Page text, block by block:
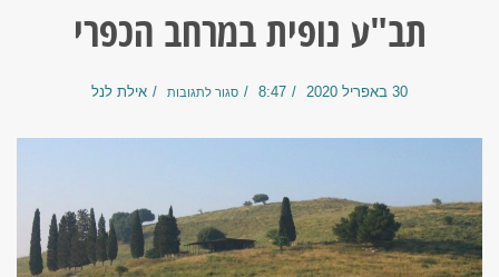
תב"ע נופית במרחב הכפרי
30 באפריל 2020 8:47 סגור לתגובות אילת לנל